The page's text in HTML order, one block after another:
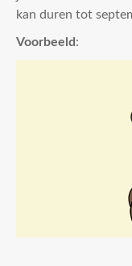
kan duren tot
Voorbeeld :